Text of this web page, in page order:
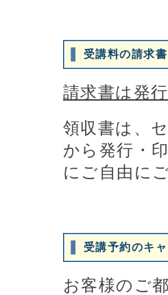
受講料の請求
請求書は発
領収書は、
から発行・
にご自由に
受講予約のキ
お客様のご